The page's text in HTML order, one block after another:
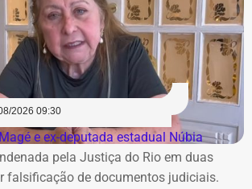
2026 09:30
e ex-deputada estadual Núbia
pela Justiça do Rio em duas
falsificação de documentos judiciais.